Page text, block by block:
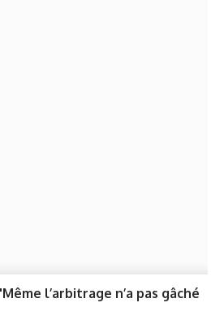
l’arbitrage n’a pas gâché